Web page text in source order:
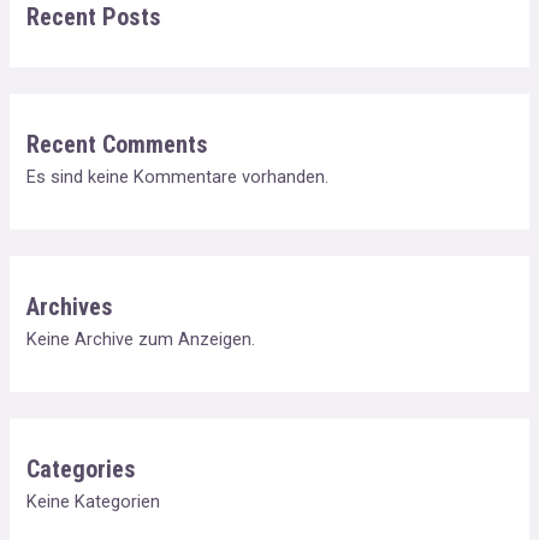
Recent Posts
Recent Comments
Es sind keine Kommentare vorhanden.
Archives
Keine Archive zum Anzeigen.
Categories
Keine Kategorien